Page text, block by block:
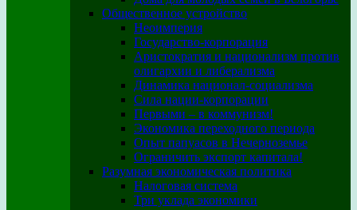
Общественное устройство
Неоимперия
Государство-корпорация
Аристократия и национализм против
олигархии и либерализма
Динамика национал-социализма
Сила нации-корпорации
Первыми – в коммунизм!
Экономика переходного периода
Опыт папуасов в Нечерноземье
Ограничить экспорт капитала!
Разумная экономическая политика
Налоговая система
Три уклада экономики